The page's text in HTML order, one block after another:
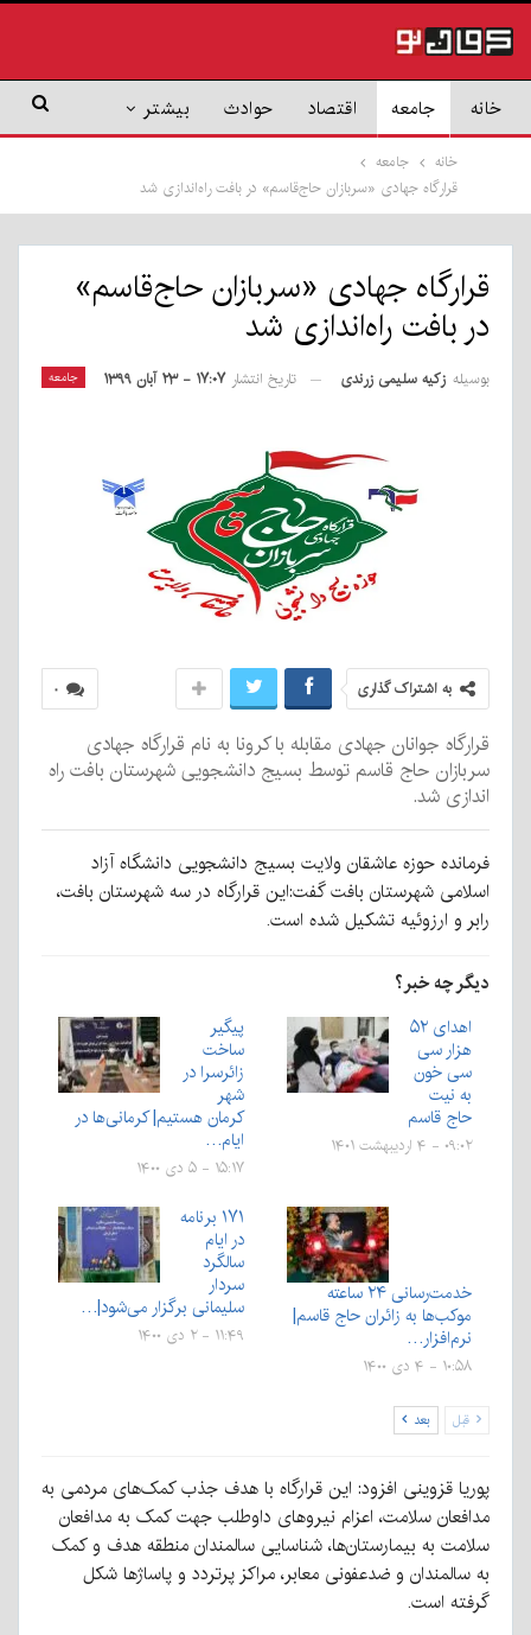
خانه جامعه اقتصاد حوادث بیشتر
خانه
جامعه
قرارگاه جهادی «سربازان حاج‌قاسم» در بافت راه‌اندازی شد
قرارگاه جهادی «سربازان حاج‌قاسم»
در بافت راه‌اندازی شد
جامعه بوسیله زکیه سلیمی زرندی تاریخ انتشار ۱۷:۰۷ - ۲۳ آبان ۱۳۹۹
۰ به اشتراک گذاری
قرارگاه جوانان جهادی مقابله با کرونا به نام قرارگاه جهادی
سربازان حاج قاسم توسط بسیج دانشجویی شهرستان بافت راه
اندازی شد.
فرمانده حوزه عاشقان ولایت بسیج دانشجویی دانشگاه آزاد
اسلامی شهرستان بافت گفت:این قرارگاه در سه شهرستان بافت،
رابر و ارزوئیه تشکیل شده است.
دیگر چه خبر؟
اهدای ۵۲
هزار سی
سی خون
به نیت
حاج قاسم
۰۹:۰۲ - ۴ اردیبهشت ۱۴۰۱
پیگیر
ساخت
زائرسرا در
شهر
کرمان هستیم| کرمانی‌ها در
ایام…
۱۵:۱۷ - ۵ دی ۱۴۰۰
خدمت‌رسانی ۲۴ ساعته
موکب‌ها به زائران حاج قاسم|
نرم‌افزار…
۱۰:۵۸ - ۴ دی ۱۴۰۰
۱۷۱ برنامه
در ایام
سالگرد
سردار
سلیمانی برگزار می‌شود|…
۱۱:۴۹ - ۲ دی ۱۴۰۰
قبل بعد
پوریا قزوینی افزود: این قرارگاه با هدف جذب کمک‌های مردمی به
مدافعان سلامت، اعزام نیرو‌های داوطلب جهت کمک به مدافعان
سلامت به بیمارستان‌ها، شناسایی سالمندان منطقه هدف و کمک
به سالمندان و ضدعفونی معابر، مراکز پرتردد و پاساژ‌ها شکل‌
گرفته است.